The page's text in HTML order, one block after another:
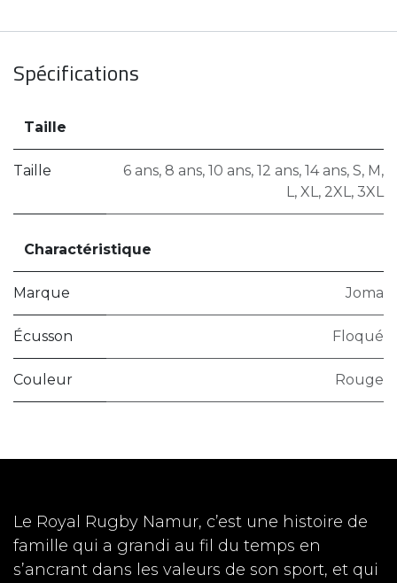
Spécifications
Taille
Taille 6 ans, 8 ans, 10 ans, 12 ans, 14 ans, S, M,
L, XL, 2XL, 3XL
Charactéristique
Marque Joma
Écusson Floqué
Couleur Rouge
Le Royal Rugby Namur, c’est une histoire de
famille qui a grandi au fil du temps en
s’ancrant dans les valeurs de son sport, et qui